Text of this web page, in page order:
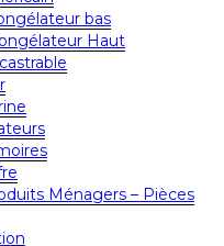
bas
Haut
Ménagers – Pièces